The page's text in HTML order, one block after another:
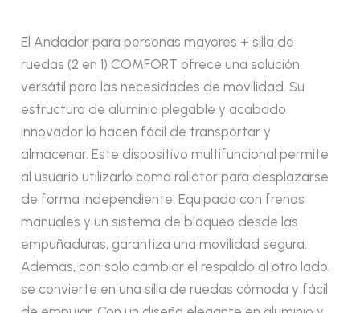
El Andador para personas mayores + silla de
ruedas (2 en 1) COMFORT ofrece una solución
versátil para las necesidades de movilidad. Su
estructura de aluminio plegable y acabado
innovador lo hacen fácil de transportar y
almacenar. Este dispositivo multifuncional permite
al usuario utilizarlo como rollator para desplazarse
de forma independiente. Equipado con frenos
manuales y un sistema de bloqueo desde las
empuñaduras, garantiza una movilidad segura.
Además, con solo cambiar el respaldo al otro lado,
se convierte en una silla de ruedas cómoda y fácil